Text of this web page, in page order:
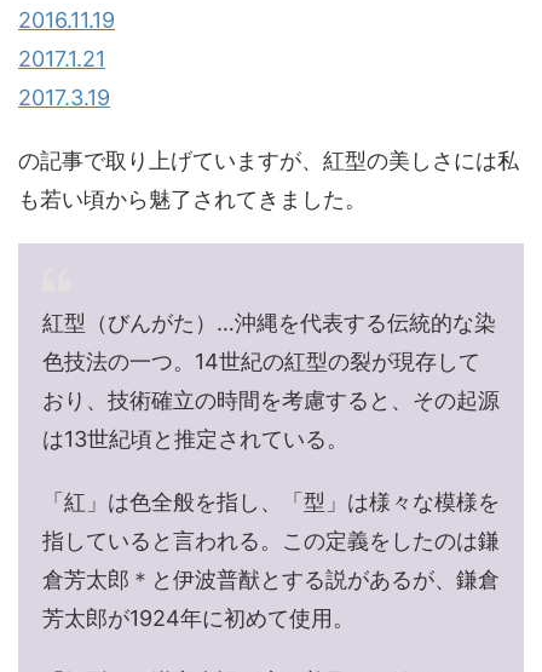
2016.11.19
2017.1.21
2017.3.19
の記事で取り上げていますが、紅型の美しさには私
も若い頃から魅了されてきました。
紅型（びんがた）…沖縄を代表する伝統的な染
色技法の一つ。14世紀の紅型の裂が現存して
おり、技術確立の時間を考慮すると、その起源
は13世紀頃と推定されている。
「紅」は色全般を指し、「型」は様々な模様を
指していると言われる。この定義をしたのは鎌
倉芳太郎＊と伊波普猷とする説があるが、鎌倉
芳太郎が1924年に初めて使用。